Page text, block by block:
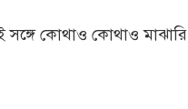
সঙ্গে কোথাও কোথাও মাঝারি